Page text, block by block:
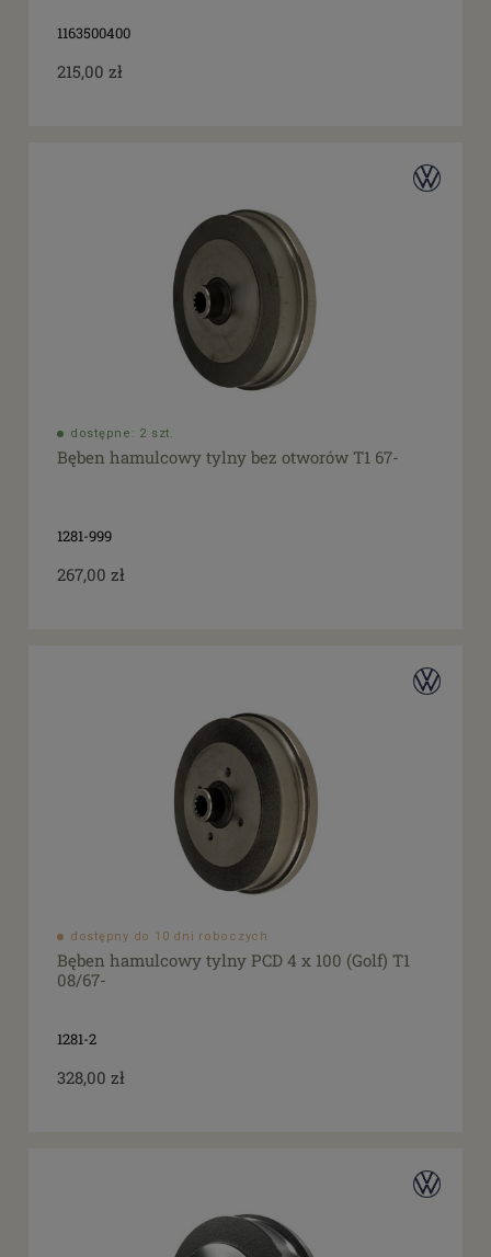
1163500400
215,00 zł
dostępne: 2 szt.
Bęben hamulcowy tylny bez otworów T1 67-
1281-999
267,00 zł
dostępny do 10 dni roboczych
Bęben hamulcowy tylny PCD 4 x 100 (Golf) T1
08/67-
1281-2
328,00 zł